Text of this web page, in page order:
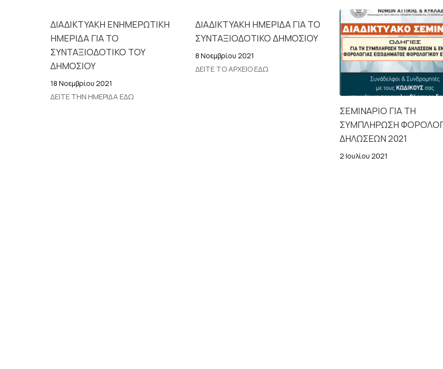
ΔΙΑΔΙΚΤΥΑΚΗ ΕΝΗΜΕΡΩΤΙΚΗ
ΗΜΕΡΙΔΑ ΓΙΑ ΤΟ
ΣΥΝΤΑΞΙΟΔΟΤΙΚΟ ΤΟΥ
ΔΗΜΟΣΙΟΥ
18 Νοεμβρίου 2021
ΔΕΙΤΕ ΤΗΝ ΗΜΕΡΙΔΑ ΕΔΩ
ΔΙΑΔΙΚΤΥΑΚΗ ΗΜΕΡΙΔΑ ΓΙΑ ΤΟ
ΣΥΝΤΑΞΙΟΔΟΤΙΚΟ ΔΗΜΟΣΙΟΥ
8 Νοεμβρίου 2021
ΔΕΙΤΕ ΤΟ ΑΡΧΕΙΟ ΕΔΩ
ΣΕΜΙΝΑΡΙΟ ΓΙΑ ΤΗ
ΣΥΜΠΛΗΡΩΣΗ
ΔΗΛΩΣΕΩΝ 2021
2 Ιουλίου 2021